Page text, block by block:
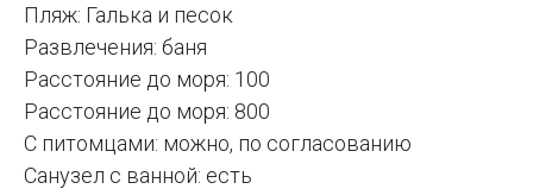
Пляж: Галька и песок
Развлечения: баня
Расстояние до моря: 100
Расстояние до моря: 800
С питомцами: можно, по согласованию
Санузел с ванной: есть